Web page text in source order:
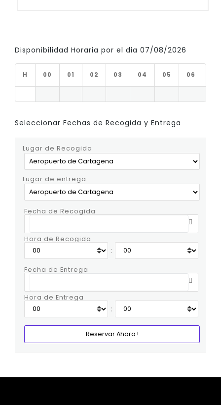
Disponibilidad Horaria por el dia 07/08/2026
H 00 01 02 03 04 05 06
Seleccionar Fechas de Recogida y Entrega
Lugar de Recogida
Lugar de entrega
Fecha de Recogida
Hora de Recogida
:
Fecha de Entrega
Hora de Entrega
: